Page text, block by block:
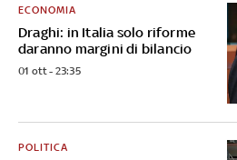
Draghi: in Italia solo riforme
daranno margini di bilancio
ECONOMIA
01 ott - 23:35
POLITICA